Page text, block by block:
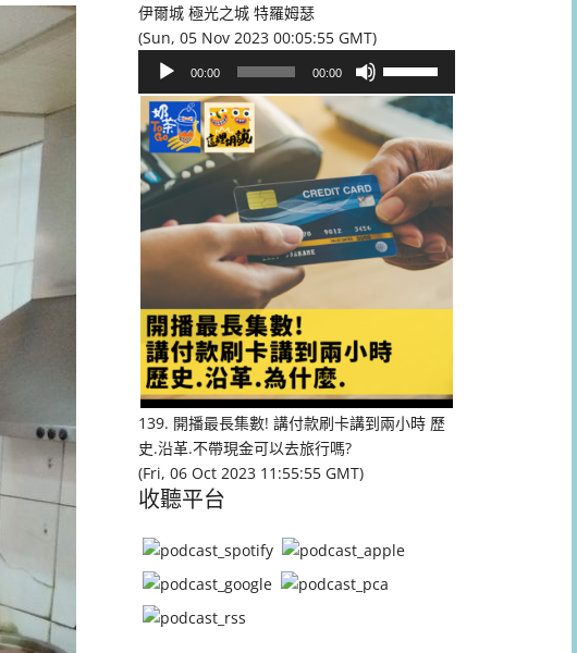
伊爾城 極光之城 特羅姆瑟
(Sun, 05 Nov 2023 00:05:55 GMT)
播
放
器
00:00 00:00
向
上/
向
下
鍵
以
提
或
降
低
量。
139. 開播最長集數! 講付款刷卡講到兩小時 歷
史.沿革.不帶現金可以去旅行嗎?
(Fri, 06 Oct 2023 11:55:55 GMT)
收聽平台